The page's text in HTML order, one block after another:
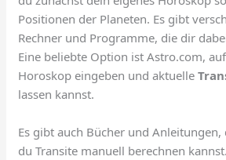
Positionen der Planeten. Es gibt
Rechner und Programme, die dir
Eine beliebte Option ist Astro.com,
Horoskop eingeben und aktuelle
lassen kannst.
Es gibt auch Bücher und
du Transite manuell berechnen